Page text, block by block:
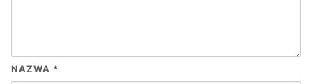
NAZWA *